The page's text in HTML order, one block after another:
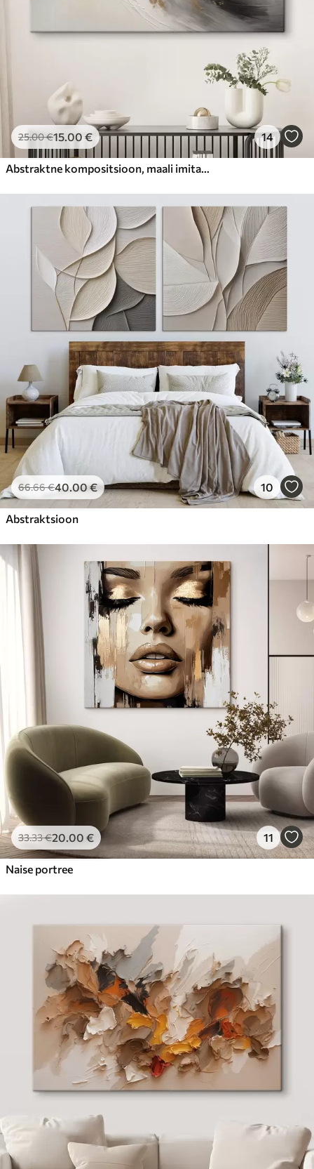
25.00€15.00 € 14
Abstraktne kompositsioon, maali imitatsioon
66.66€40.00€ 10
Abstraktsioon
33.33€20.00 € 11
Naise portree